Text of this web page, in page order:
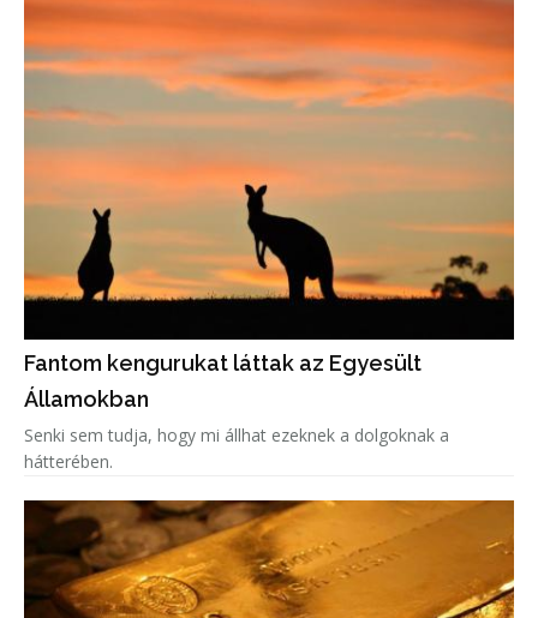
Fantom kengurukat láttak az Egyesült
Államokban
Senki sem tudja, hogy mi állhat ezeknek a dolgoknak a
hátterében.